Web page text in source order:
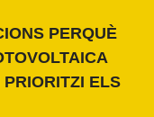
PERQUÈ
PRIORITZI ELS